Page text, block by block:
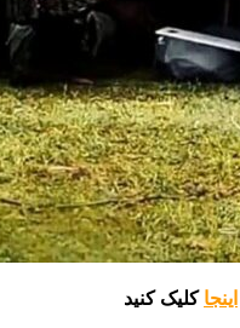
اینجا کلیک کنید